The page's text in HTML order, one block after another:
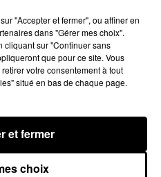
DE PASSAGE EN
"Accepter et fermer", ou affiner en
dans "Gérer mes choix".
cliquant sur "Continuer sans
que pour ce site. Vous
votre consentement à tout
situé en bas de chaque page.
choix
et fermer